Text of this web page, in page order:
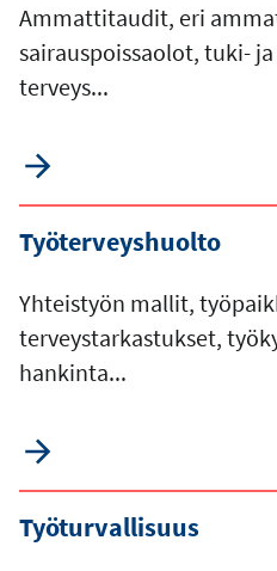
Ammattitaudit, eri
sairauspoissaolot, tuki-
terveys...
Työterveyshuolto
Yhteistyön mallit,
terveystarkastukset,
hankinta...
Työturvallisuus